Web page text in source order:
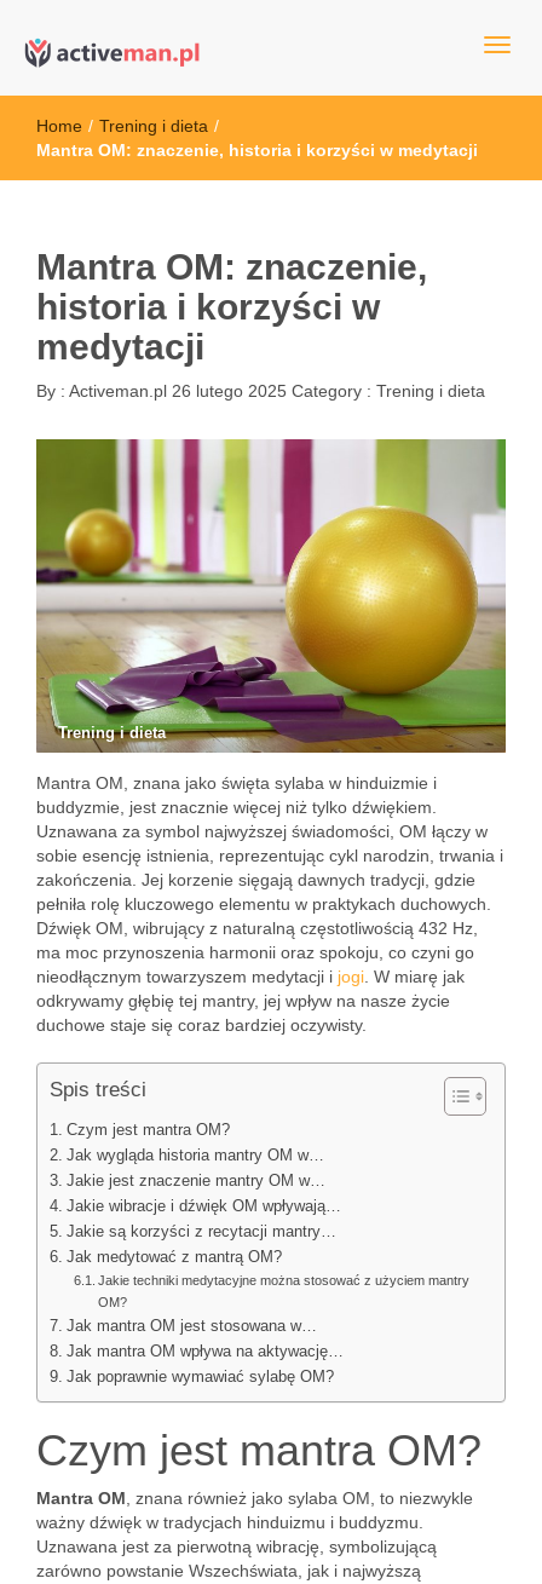
active man – sprzęt sportowy
sportowym
Home / Trening i dieta /
Mantra OM: znaczenie, historia i korzyści w medytacji
Mantra OM: znaczenie,
historia i korzyści w
medytacji
By : Activeman.pl 26 lutego 2025 Category : Trening i dieta
Trening i dieta
Mantra OM, znana jako święta sylaba w hinduizmie i
buddyzmie, jest znacznie więcej niż tylko dźwiękiem.
Uznawana za symbol najwyższej świadomości, OM łączy w
sobie esencję istnienia, reprezentując cykl narodzin, trwania i
zakończenia. Jej korzenie sięgają dawnych tradycji, gdzie
pełniła rolę kluczowego elementu w praktykach duchowych.
Dźwięk OM, wibrujący z naturalną częstotliwością 432 Hz,
ma moc przynoszenia harmonii oraz spokoju, co czyni go
nieodłącznym towarzyszem medytacji i jogi . W miarę jak
odkrywamy głębię tej mantry, jej wpływ na nasze życie
duchowe staje się coraz bardziej oczywisty.
Spis treści
Czym jest mantra OM?
Jak wygląda historia mantry OM w…
Jakie jest znaczenie mantry OM w…
Jakie wibracje i dźwięk OM wpływają…
Jakie są korzyści z recytacji mantry…
Jak medytować z mantrą OM?
Jakie techniki medytacyjne można stosować z użyciem mantry
OM?
Jak mantra OM jest stosowana w…
Jak mantra OM wpływa na aktywację…
Jak poprawnie wymawiać sylabę OM?
Czym jest mantra OM?
Mantra OM , znana również jako sylaba OM, to niezwykle
ważny dźwięk w tradycjach hinduizmu i buddyzmu.
Uznawana jest za pierwotną wibrację, symbolizującą
zarówno powstanie Wszechświata, jak i najwyższą